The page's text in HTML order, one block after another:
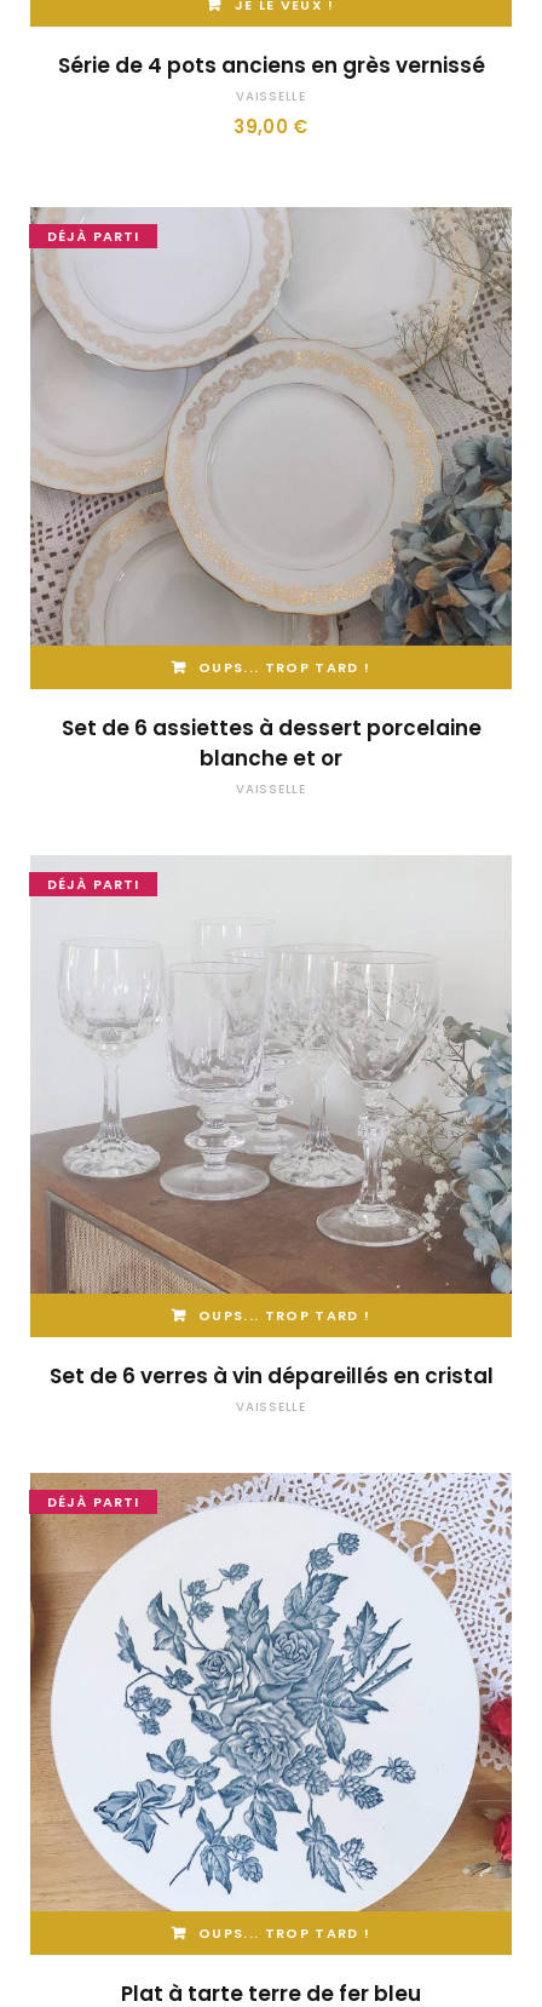
JE LE VEUX !
Série de 4 pots anciens en grès vernissé
VAISSELLE
39,00 €
DÉJÀ PARTI
OUPS... TROP TARD !
Set de 6 assiettes à dessert porcelaine
blanche et or
VAISSELLE
DÉJÀ PARTI
OUPS... TROP TARD !
Set de 6 verres à vin dépareillés en cristal
VAISSELLE
DÉJÀ PARTI
OUPS... TROP TARD !
Plat à tarte terre de fer bleu